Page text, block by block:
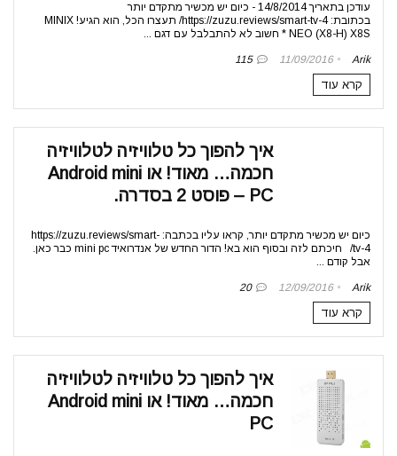
עודכן בתאריך 14/8/2014 - כיום יש מכשיר מתקדם יותר
בכתובת: https://zuzu.reviews/smart-tv-4/ תעצרו הכל, הוא הגיע! MINIX
NEO (X8-H) X8S * חשוב לא להתבלבל עם דגם ...
Arik
11/09/2016
115
קרא עוד
איך להפוך כל טלוויזיה לטלוויזיה
חכמה… מאוד! או Android mini
PC – פוסט 2 בסדרה.
כיום יש מכשיר מתקדם יותר, קראו עליו בכתבה: https://zuzu.reviews/smart-
tv-4/ חיכתם לזה ובסוף הוא בא! הדור החדש של אנדרואיד mini pc כבר כאן.
אבל קודם ...
Arik
12/09/2016
20
קרא עוד
איך להפוך כל טלוויזיה לטלוויזיה
חכמה… מאוד! או Android mini
PC